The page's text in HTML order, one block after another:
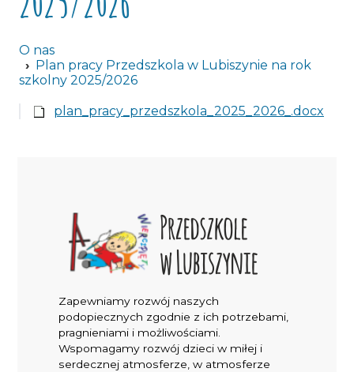
O nas
Plan pracy Przedszkola w Lubiszynie na rok
szkolny 2025/2026
plan_pracy_przedszkola_2025_2026_.docx
Zapewniamy rozwój naszych
podopiecznych zgodnie z ich potrzebami,
pragnieniami i możliwościami.
Wspomagamy rozwój dzieci w miłej i
serdecznej atmosferze, w atmosferze
Program logopedyczny
dostępności podmiotu publicznego